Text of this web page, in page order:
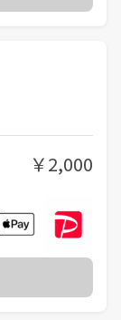
￥2,000